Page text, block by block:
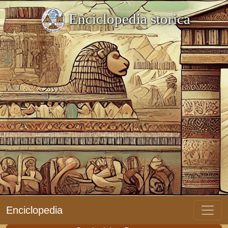
Enciclopedia storica
Enciclopedia